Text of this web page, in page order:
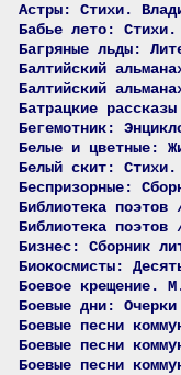
Астры: Стихи.
Бабье лето:
Багряные льды:
Балтийский
Балтийский
Батрацкие
Бегемотник:
Белые и цветные:
Белый скит:
Беспризорные:
Библиотека
Библиотека
Бизнес: Сборник
Биокосмисты:
Боевое крещение.
Боевые дни:
Боевые песни
Боевые песни
Боевые песни